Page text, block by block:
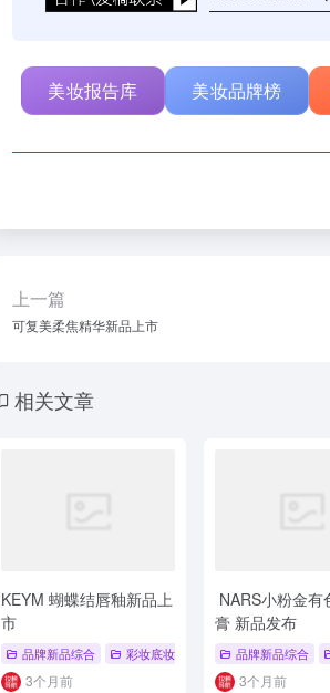
美妆报告库 美妆品牌榜
上一篇
可复美柔焦精华新品上市
相关文章
KEYM 蝴蝶结唇釉新品上
市
品牌新品综合 彩妆底妆新品 # 品牌系列新品 #
3个月前
NARS小粉金有
膏 新品发布
品牌新品综合
3个月前